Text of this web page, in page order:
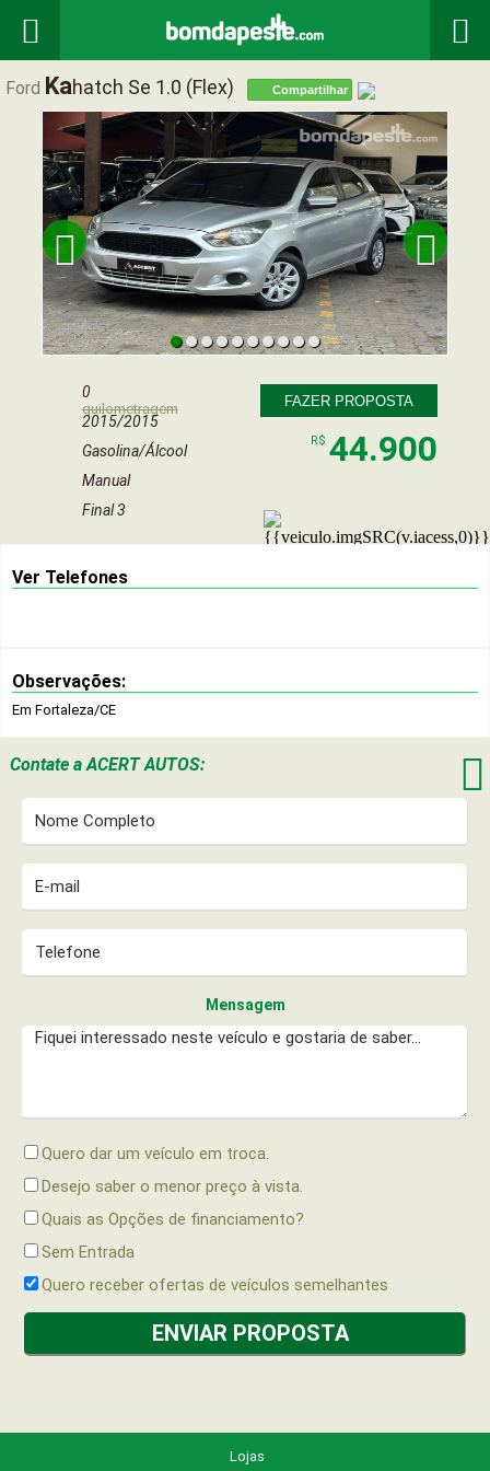
 
Ford KaHatch Se 1.0 (flex) Compartilhar
 
0
quilometragem
2015/2015
Gasolina/Álcool
Manual
Final 3
FAZER PROPOSTA
R$ 44.900
Ver Telefones
Observações:
Em Fortaleza/CE
Contate aACERT AUTOS: 
Mensagem
Quero dar um veículo em troca.
Desejo saber o menor preço à vista.
Quais as Opções de financiamento?
Sem Entrada
Quero receber ofertas de veículos semelhantes
Lojas